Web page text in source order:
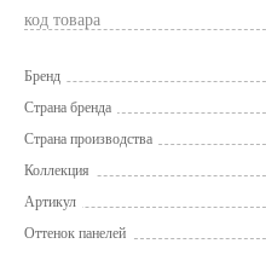
код товара
Бренд
Страна бренда
Страна производства
Коллекция
Артикул
Оттенок панелей